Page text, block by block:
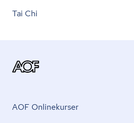
Tai Chi
AOF Onlinekurser